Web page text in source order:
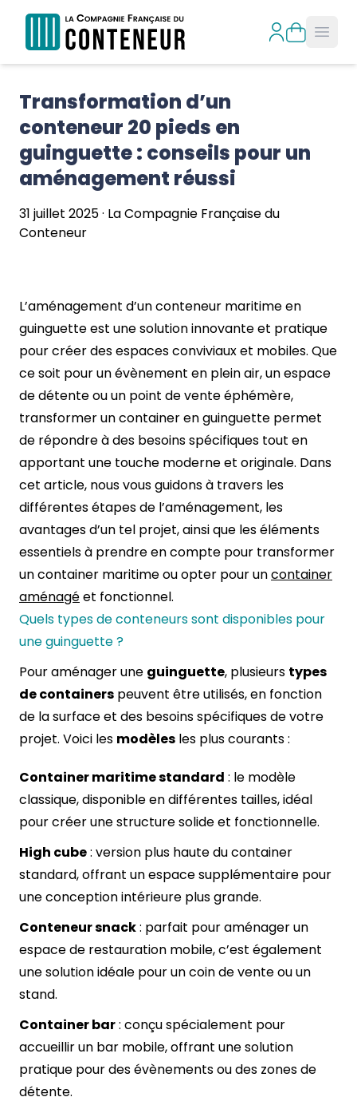
Transformation d’un
conteneur 20 pieds en
guinguette : conseils pour un
aménagement réussi
31 juillet 2025· La Compagnie Française du
Conteneur
L’aménagement d’un conteneur maritime en
guinguette est une solution innovante et pratique
pour créer des espaces conviviaux et mobiles. Que
ce soit pour un évènement en plein air, un espace
de détente ou un point de vente éphémère,
transformer un container en guinguette permet
de répondre à des besoins spécifiques tout en
apportant une touche moderne et originale. Dans
cet article, nous vous guidons à travers les
différentes étapes de l’aménagement, les
avantages d’un tel projet, ainsi que les éléments
essentiels à prendre en compte pour transformer
un container maritime ou opter pour uncontainer
aménagéet fonctionnel.
Quels types de conteneurs sont disponibles pour
une guinguette ?
Pour aménager une guinguette, plusieurs types
de containers peuvent être utilisés, en fonction
de la surface et des besoins spécifiques de votre
projet. Voici les modèles les plus courants :
Container maritime standard : le modèle
classique, disponible en différentes tailles, idéal
pour créer une structure solide et fonctionnelle.
High cube: version plus haute du container
standard, offrant un espace supplémentaire pour
une conception intérieure plus grande.
Conteneur snack: parfait pour aménager un
espace de restauration mobile, c’est également
une solution idéale pour un coin de vente ou un
stand.
Container bar: conçu spécialement pour
accueillir un bar mobile, offrant une solution
pratique pour des évènements ou des zones de
détente.